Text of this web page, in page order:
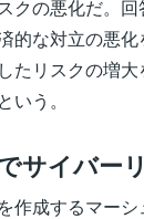
クの悪化だ。回
的な対立の悪
たリスクの増
いう。
サイバー
作成するマー